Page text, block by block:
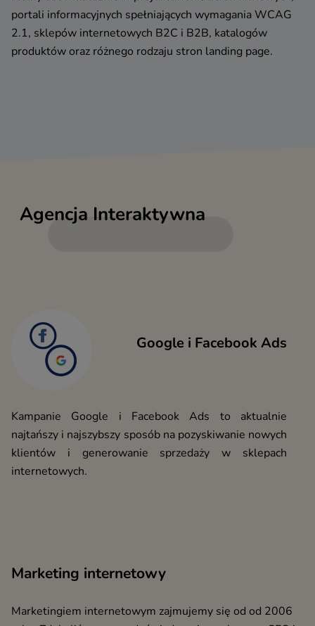
portali informacyjnych spełniających wymagania WCAG
2.1, sklepów internetowych B2C i B2B, katalogów
produktów oraz różnego rodzaju stron landing page.
Agencja Interaktywna
Google i Facebook Ads
Kampanie Google i Facebook Ads to aktualnie
najtańszy i najszybszy sposób na pozyskiwanie nowych
klientów i generowanie sprzedaży w sklepach
internetowych.
Marketing internetowy
Marketingiem internetowym zajmujemy się od od 2006